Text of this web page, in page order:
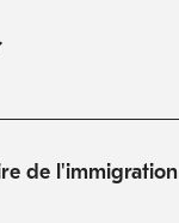
de l'immigration